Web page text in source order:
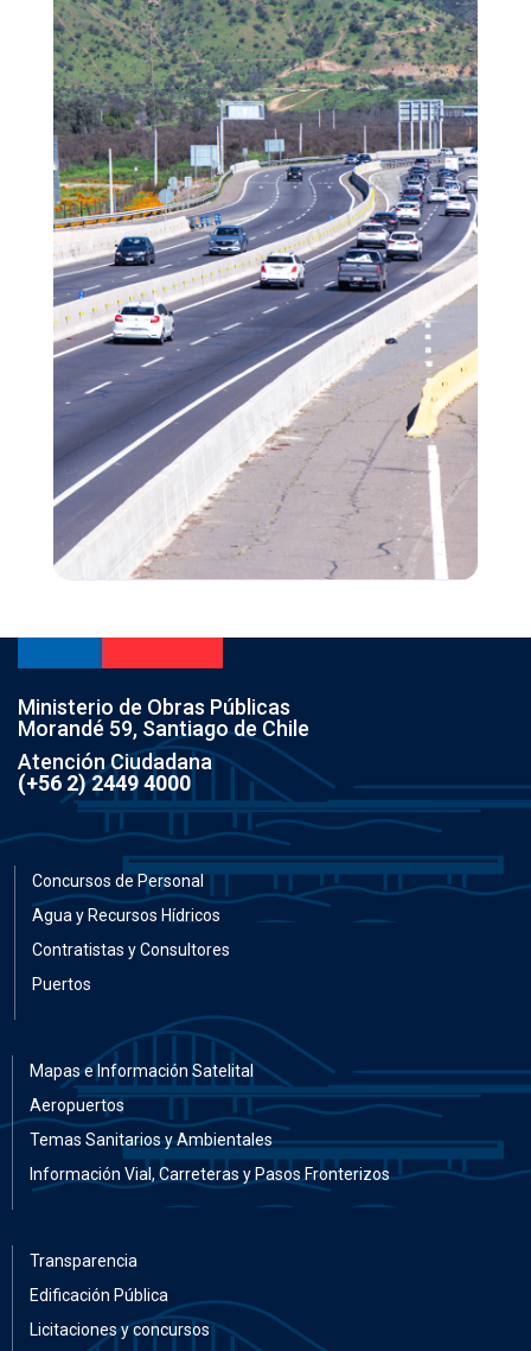
Ministerio de Obras Públicas
Morandé 59, Santiago de Chile
Atención Ciudadana
(+56 2) 2449 4000
Concursos de Personal
Agua y Recursos Hídricos
Contratistas y Consultores
Puertos
Mapas e Información Satelital
Aeropuertos
Temas Sanitarios y Ambientales
Información Vial, Carreteras y Pasos Fronterizos
Transparencia
Edificación Pública
Licitaciones y concursos